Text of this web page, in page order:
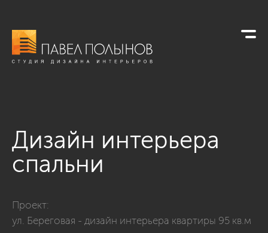
Дизайн интерьера
спальни
Проект:
ул. Береговая - дизайн интерьера квартиры 95 кв.м